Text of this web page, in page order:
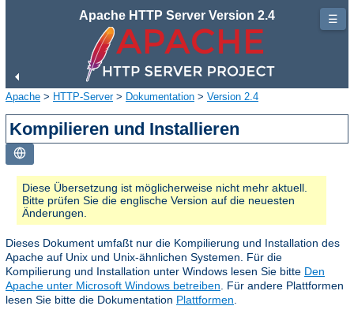
Apache HTTP Server Version 2.4
Apache > HTTP-Server> Dokumentation > Version 2.4
Kompilieren und Installieren
Diese Übersetzung ist möglicherweise nicht mehr aktuell.
Bitte prüfen Sie die englische Version auf die neuesten
Änderungen.
Dieses Dokument umfaßt nur die Kompilierung und Installation des
Apache auf Unix und Unix-ähnlichen Systemen. Für die
Kompilierung und Installation unter Windows lesen Sie bitte Den
Apache unter Microsoft Windows betreiben . Für andere Plattformen
lesen Sie bitte die Dokumentation Plattformen
☰